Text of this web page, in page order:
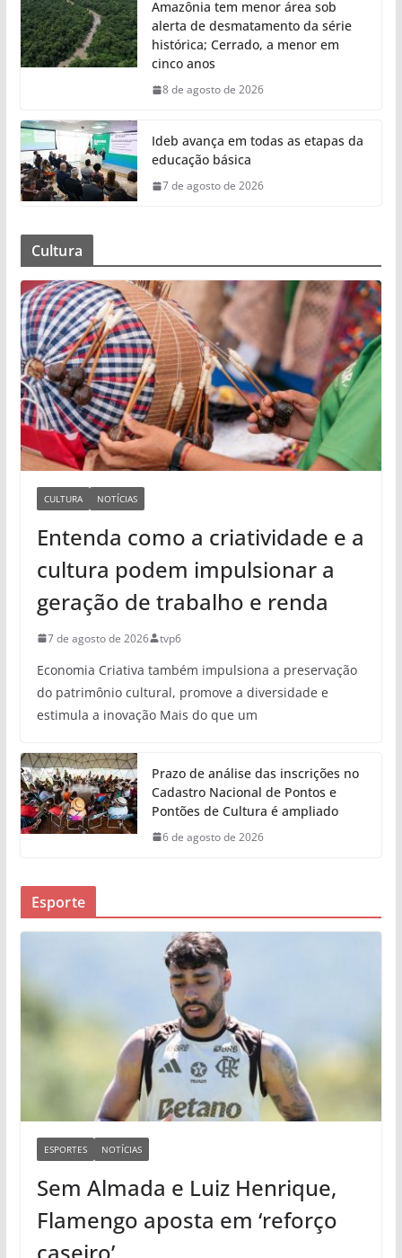
Amazônia tem menor área sob
alerta de desmatamento da série
histórica; Cerrado, a menor em
cinco anos
8 de agosto de 2026
Ideb avança em todas as etapas da
educação básica
7 de agosto de 2026
Cultura
CULTURA NOTÍCIAS
Entenda como a criatividade e a
cultura podem impulsionar a
geração de trabalho e renda
7 de agosto de 2026 tvp6
Economia Criativa também impulsiona a preservação
do patrimônio cultural, promove a diversidade e
estimula a inovação Mais do que um
Prazo de análise das inscrições no
Cadastro Nacional de Pontos e
Pontões de Cultura é ampliado
6 de agosto de 2026
Esporte
ESPORTES NOTÍCIAS
Sem Almada e Luiz Henrique,
Flamengo aposta em ‘reforço